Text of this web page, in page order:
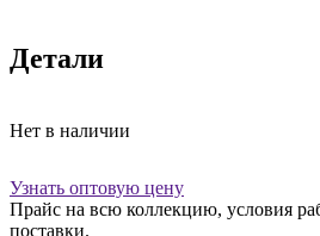
Детали
Нет в наличии
Узнать оптовую цену
Прайс на всю коллекцию, условия
поставки.